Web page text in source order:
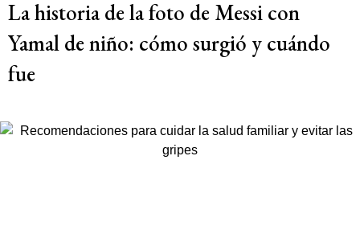
La historia de la foto de Messi con
Yamal de niño: cómo surgió y cuándo
fue